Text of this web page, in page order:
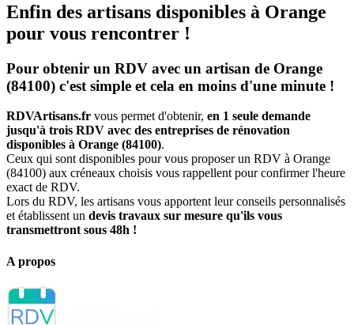
Enfin des artisans disponibles à Orange
pour vous rencontrer !
Pour obtenir un RDV avec un artisan de Orange
(84100) c'est simple et cela en moins d'une minute !
RDVArtisans.fr vous permet d'obtenir, en 1 seule demande
jusqu'à trois RDV avec des entreprises de rénovation
disponibles à Orange (84100).
Ceux qui sont disponibles pour vous proposer un RDV à Orange
(84100) aux créneaux choisis vous rappellent pour confirmer l'heure
exact de RDV.
Lors du RDV, les artisans vous apportent leur conseils personnalisés
et établissent un devis travaux sur mesure qu'ils vous
transmettront sous 48h !
A propos